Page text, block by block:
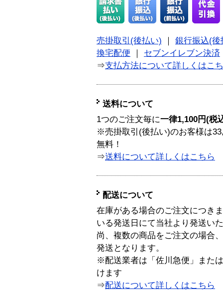
売掛取引(後払い)
銀行振込(後
換宅配便
セブンイレブン決済
⇒支払方法について詳しくはこ
送料について
1つのご注文毎に一律1,100円(税
※売掛取引(後払い)のお客様は
無料！
⇒送料について詳しくはこちら
配送について
在庫がある場合のご注文につき
いる発送日にて当社より発送い
尚、複数の商品をご注文の場合
発送となります。
※配送業者は「佐川急便」また
けます
⇒配送について詳しくはこちら